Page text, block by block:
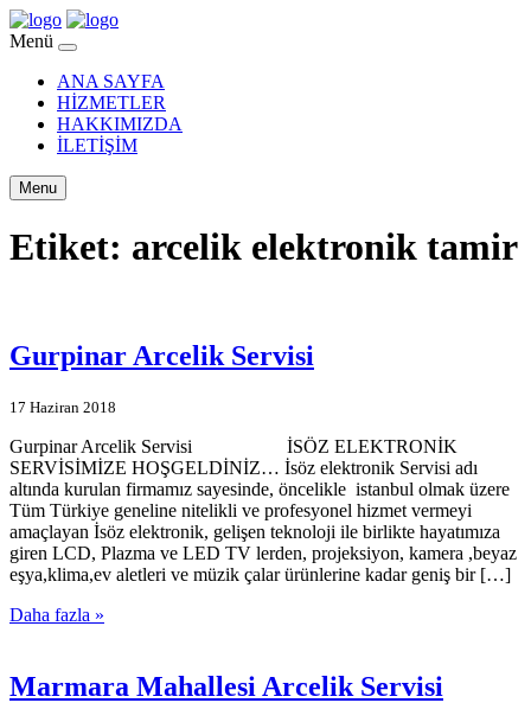
Menü
ANA SAYFA
HİZMETLER
HAKKIMIZDA
İLETİŞİM
Menu
Etiket: arcelik elektronik tamir
Gurpinar Arcelik Servisi
17 Haziran 2018
Gurpinar Arcelik Servisi İSÖZ ELEKTRONİK
SERVİSİMİZE HOŞGELDİNİZ… İsöz elektronik Servisi adı
altında kurulan firmamız sayesinde, öncelikle istanbul olmak üzere
Tüm Türkiye geneline nitelikli ve profesyonel hizmet vermeyi
amaçlayan İsöz elektronik, gelişen teknoloji ile birlikte hayatımıza
giren LCD, Plazma ve LED TV lerden, projeksiyon, kamera ,beyaz
eşya,klima,ev aletleri ve müzik çalar ürünlerine kadar geniş bir […]
Daha fazla »
Marmara Mahallesi Arcelik Servisi